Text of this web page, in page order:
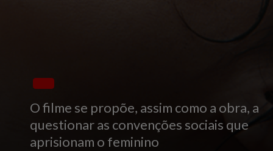
O filme se propõe, assim como a obra, a
questionar as convenções sociais que
aprisionam o feminino